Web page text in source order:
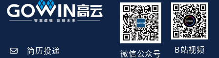
简历投递 微信公众号
B站视频